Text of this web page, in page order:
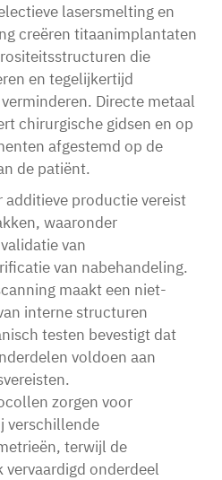
lasersmelting en
creëren titaanimplantaten
die
en tegelijkertijd
Directe metaal
chirurgische gidsen en op
afgestemd op de
de patiënt.
productie vereist
waaronder
van
van nabehandeling.
maakt een niet-
interne structuren
testen bevestigt dat
voldoen aan
zorgen voor
verschillende
terwijl de
onderdeel